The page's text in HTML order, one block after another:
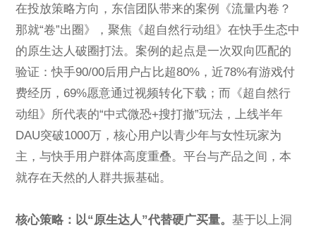
在投放策略方向，东信团队带来的案例《流量内卷？
那就“卷”出圈》，聚焦《超自然行动组》在快手生态中
的原生达人破圈打法。案例的起点是一次双向匹配的
验证：快手90/00后用户占比超80%，近78%有游戏付
费经历，69%愿意通过视频转化下载；而《超自然行
动组》所代表的“中式微恐+搜打撤”玩法，上线半年
DAU突破1000万，核心用户以青少年与女性玩家为
主，与快手用户群体高度重叠。平台与产品之间，本
就存在天然的人群共振基础。
核心策略：以“原生达人”代替硬广买量。基于以上洞